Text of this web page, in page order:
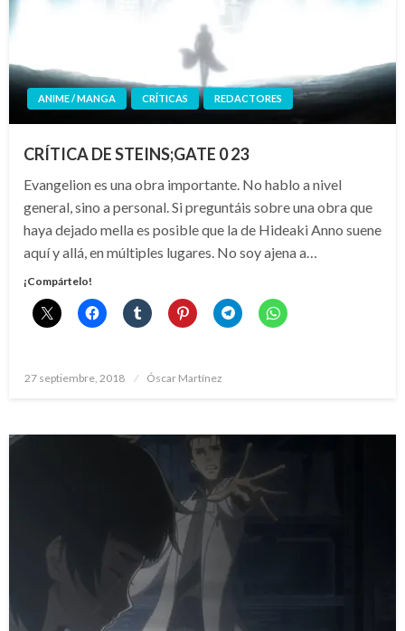
ANIME / MANGA CRÍTICAS REDACTORES
CRÍTICA DE STEINS;GATE 0 23
Evangelion es una obra importante. No hablo a nivel
general, sino a personal. Si preguntáis sobre una obra que
haya dejado mella es posible que la de Hideaki Anno suene
aquí y allá, en múltiples lugares. No soy ajena a…
¡Compártelo!
Publicado
27 septiembre, 2018 Óscar Martínez